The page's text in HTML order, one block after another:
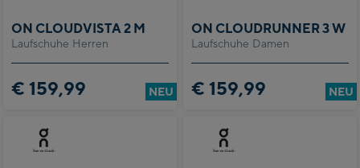
Laufschuhe Herren
ON CLOUDVISTA 2 M
€ 159,99 NEU
Laufschuhe Damen
ON CLOUDRUNNER 3 W
€ 159,99 NEU